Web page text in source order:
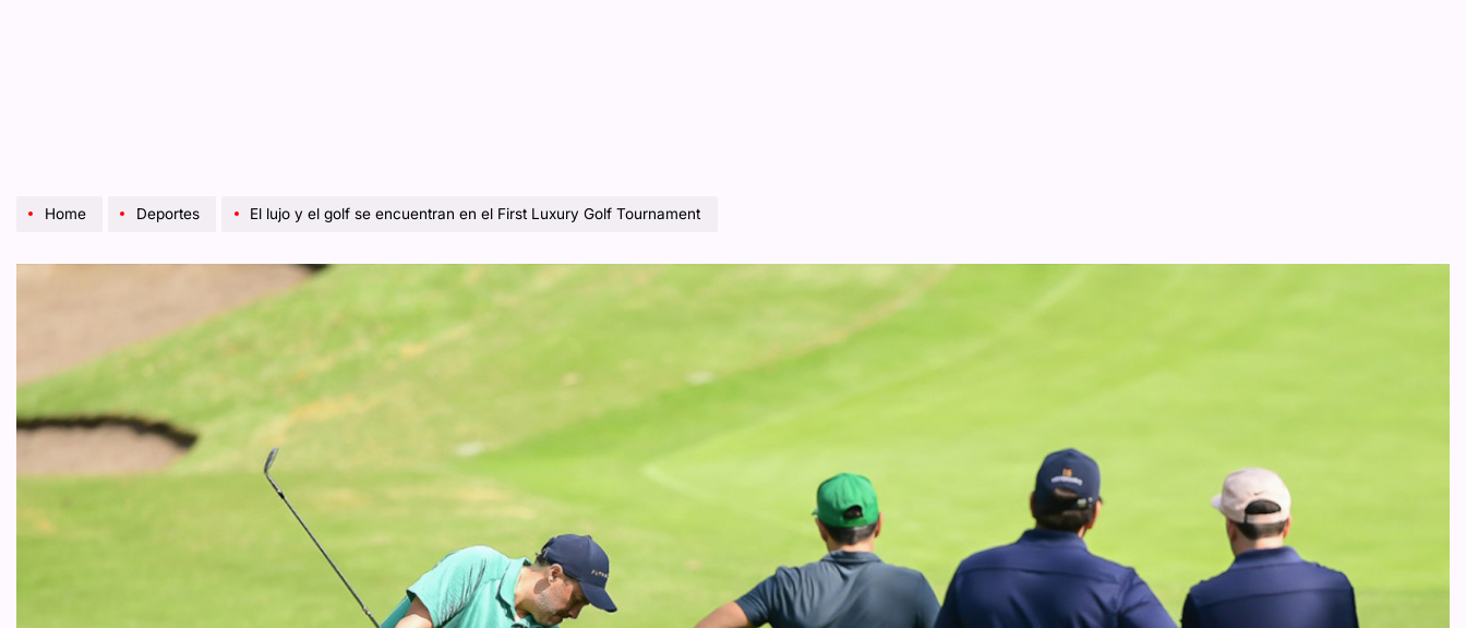
Home Deportes El lujo y el golf se encuentran en el First Luxury Golf Tournament